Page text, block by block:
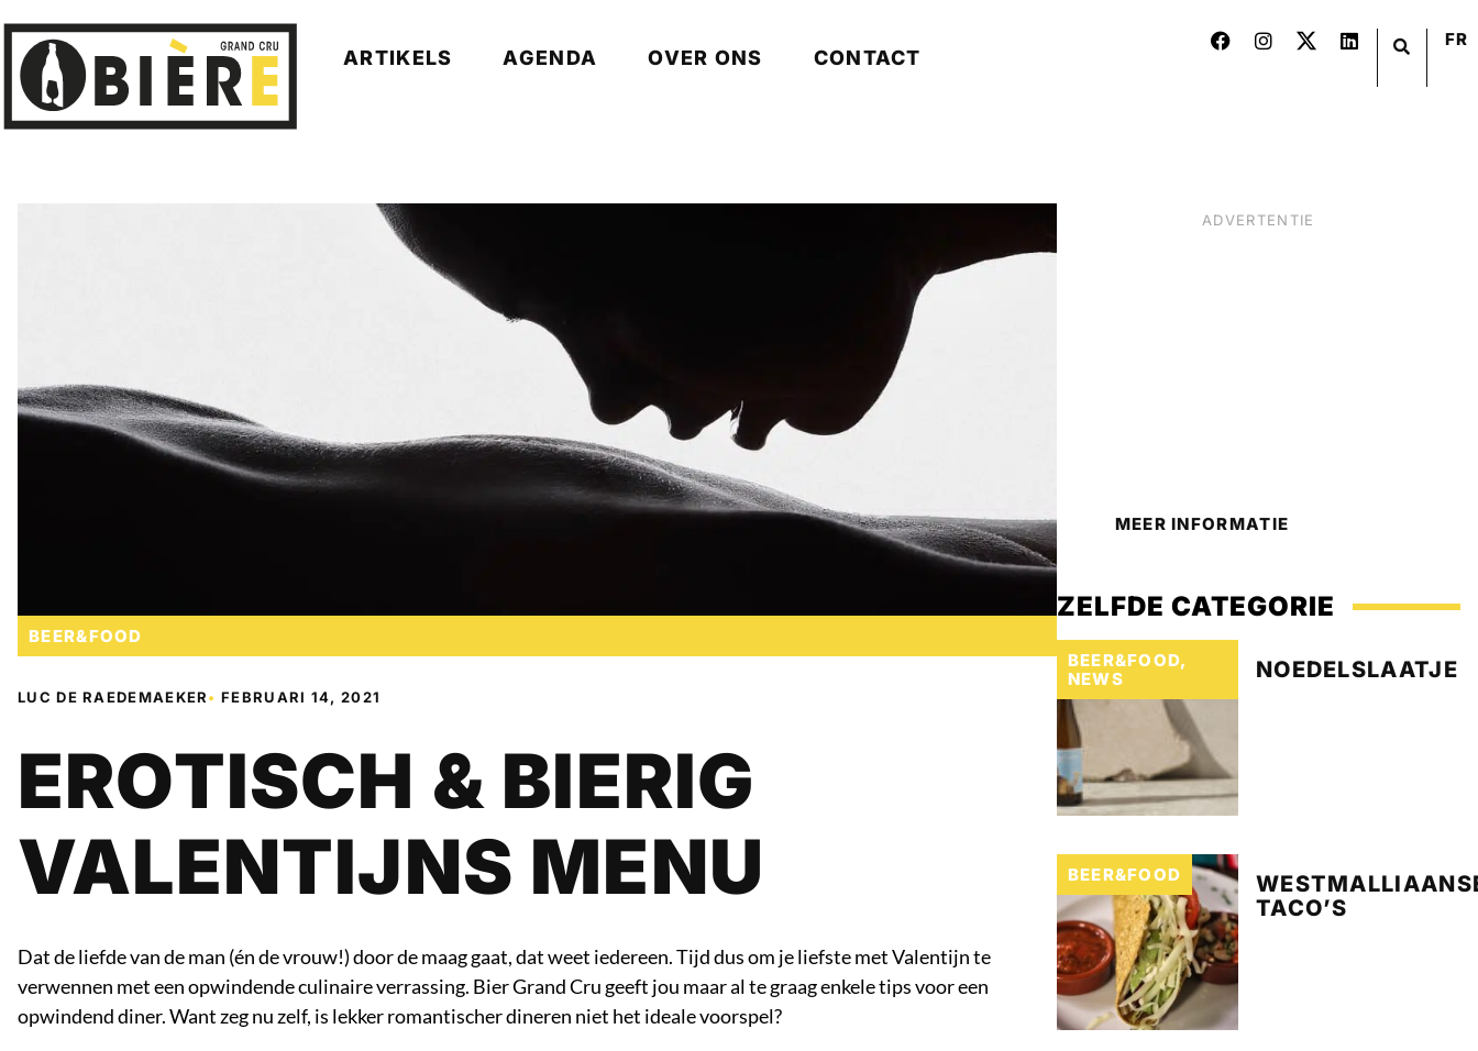
ARTIKELS AGENDA OVER ONS CONTACT
FR
BEER&FOOD
LUC DE RAEDEMAEKER•FEBRUARI 14, 2021
EROTISCH & BIERIG
VALENTIJNS MENU
Dat de liefde van de man (én de vrouw!) door de maag gaat, dat weet iedereen. Tijd dus om je liefste met Valentijn te
verwennen met een opwindende culinaire verrassing. Bier Grand Cru geeft jou maar al te graag enkele tips voor een
opwindend diner. Want zeg nu zelf, is lekker romantischer dineren niet het ideale voorspel?
ADVERTENTIE
MEER INFORMATIE
ZELFDE CATEGORIE
BEER&FOOD,
NEWS
NOEDELSLAATJE
BEER&FOOD
TACO’S